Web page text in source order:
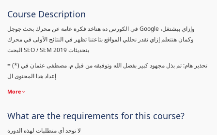
Course Description
في الكورس ده هناخد فكرة عامة عن محرك بحث جوجل Google وإزاي بيشتغل،
وكمان هنتعلم إزاي نقدر نخللي المواقع بتاعتنا تظهر في النتائج الأولى في محرك
البحث SEO / SEM بتحديثات 2019
= (*) تحذير هام: تم بذل مجهود كبير بفضل الله وتوفيقه من قبل م. مصطفى عثمان في
إعداد هذا المحتوى ال
More
What are the requirements for this course?
لا توجد أي متطلبات لهذه الدورة